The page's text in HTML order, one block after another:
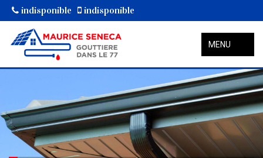
indisponible indisponible
MENU